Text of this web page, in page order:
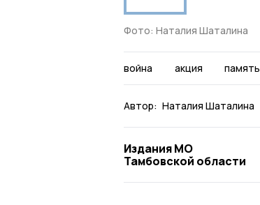
Фото: Наталия Шаталина
война акция память
Автор: Наталия Шаталина
Издания МО
Тамбовской области